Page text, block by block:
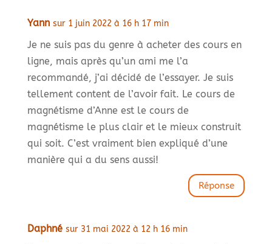
Yann sur 1 juin 2022 à 16 h 17 min
Je ne suis pas du genre à acheter des cours en
ligne, mais après qu’un ami me l’a
recommandé, j’ai décidé de l’essayer. Je suis
tellement content de l’avoir fait. Le cours de
magnétisme d’Anne est le cours de
magnétisme le plus clair et le mieux construit
qui soit. C’est vraiment bien expliqué d’une
manière qui a du sens aussi!
Réponse
Daphné sur 31 mai 2022 à 12 h 16 min